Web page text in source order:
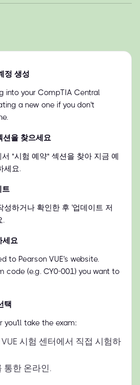
정 생성
into your CompTIA Central
a new one if you don't
션을 찾으세요
"시험 예약" 섹션을 찾아 지금 예
세요.
트
성하거나 확인한 후 '업데이트 저
.
세요
to Pearson VUE's website.
code (e.g. CY0-001) you want to
택
you'll take the exam:
시험 센터에서 직접 시험하
통한 온라인.